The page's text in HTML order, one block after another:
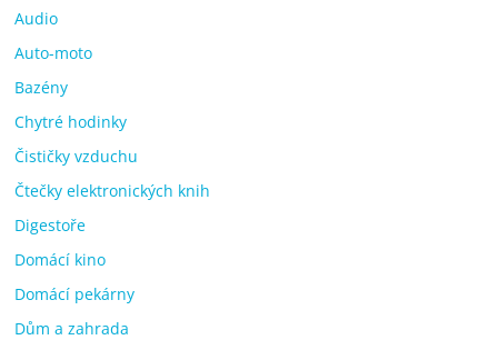
Audio
Auto-moto
Bazény
Chytré hodinky
Čističky vzduchu
Čtečky elektronických knih
Digestoře
Domácí kino
Domácí pekárny
Dům a zahrada